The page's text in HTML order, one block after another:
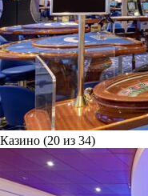
Казино (20 из 34)